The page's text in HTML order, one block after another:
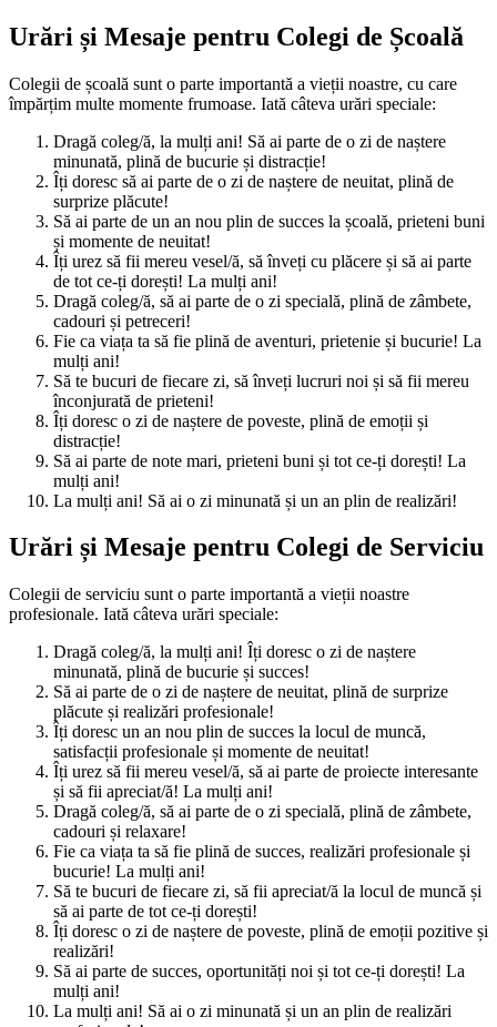
Urări și Mesaje pentru Colegi de Școală
Colegii de școală sunt o parte importantă a vieții noastre, cu care
împărțim multe momente frumoase. Iată câteva urări speciale:
Dragă coleg/ă, la mulți ani! Să ai parte de o zi de naștere
minunată, plină de bucurie și distracție!
Îți doresc să ai parte de o zi de naștere de neuitat, plină de
surprize plăcute!
Să ai parte de un an nou plin de succes la școală, prieteni buni
și momente de neuitat!
Îți urez să fii mereu vesel/ă, să înveți cu plăcere și să ai parte
de tot ce-ți dorești! La mulți ani!
Dragă coleg/ă, să ai parte de o zi specială, plină de zâmbete,
cadouri și petreceri!
Fie ca viața ta să fie plină de aventuri, prietenie și bucurie! La
mulți ani!
Să te bucuri de fiecare zi, să înveți lucruri noi și să fii mereu
înconjurată de prieteni!
Îți doresc o zi de naștere de poveste, plină de emoții și
distracție!
Să ai parte de note mari, prieteni buni și tot ce-ți dorești! La
mulți ani!
La mulți ani! Să ai o zi minunată și un an plin de realizări!
Urări și Mesaje pentru Colegi de Serviciu
Colegii de serviciu sunt o parte importantă a vieții noastre
profesionale. Iată câteva urări speciale:
Dragă coleg/ă, la mulți ani! Îți doresc o zi de naștere
minunată, plină de bucurie și succes!
Să ai parte de o zi de naștere de neuitat, plină de surprize
plăcute și realizări profesionale!
Îți doresc un an nou plin de succes la locul de muncă,
satisfacții profesionale și momente de neuitat!
Îți urez să fii mereu vesel/ă, să ai parte de proiecte interesante
și să fii apreciat/ă! La mulți ani!
Dragă coleg/ă, să ai parte de o zi specială, plină de zâmbete,
cadouri și relaxare!
Fie ca viața ta să fie plină de succes, realizări profesionale și
bucurie! La mulți ani!
Să te bucuri de fiecare zi, să fii apreciat/ă la locul de muncă și
să ai parte de tot ce-ți dorești!
Îți doresc o zi de naștere de poveste, plină de emoții pozitive și
realizări!
Să ai parte de succes, oportunități noi și tot ce-ți dorești! La
mulți ani!
La mulți ani! Să ai o zi minunată și un an plin de realizări